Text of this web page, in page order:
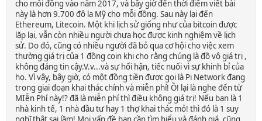
cho mỗi đồng vào năm 2017, và bây giờ đến thời điểm viết bài
này là hơn 9.700 đô la Mỹ cho mỗi đồng. Sau này lại đến
Ethereum, Litecoin. Một khi lịch sử giống như của bitcoin được
lặp lại, vẫn còn nhiều người chưa học được kinh nghiệm về lịch
sử. Do đó, cũng có nhiều người đã bỏ qua cơ hội cho việc xem
thường giá trị của 1 đồng coin khi cho rằng chúng là đồ vô giá trị ,
không đáng tin cậy.V.v...và sự hối hận, tiếc nuối vì sự khinh bỉ của
họ. Vì vậy, bây giờ, có một đồng tiền được gọi là Pi Network đang
trong giai đoạn khai thác chính và miễn phí! Ồ! lại là nghe đến từ
MIễn Phí này!? đã là miễn phí thì điều không giá trị! Nếu bạn là 1
nhà kinh tế, 1 nhà đầu tư hay 1 thợ khai thác mỏ! thì đó là 1 suy